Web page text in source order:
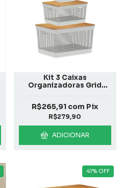
Kit 3 Caixas
Organizadoras Grid
R$279,90
R$265,91 com Pix
ADICIONAR
41% OFF